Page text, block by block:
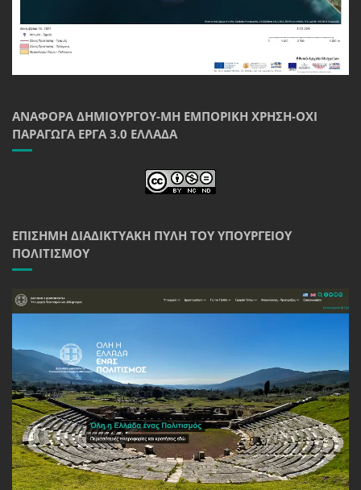
ΑΝΑΦΟΡΆ ΔΗΜΙΟΥΡΓΟΎ-ΜΗ ΕΜΠΟΡΙΚΉ ΧΡΉΣΗ-ΌΧΙ
ΠΑΡΆΓΩΓΑ ΈΡΓΑ 3.0 ΕΛΛΆΔΑ
ΕΠΊΣΗΜΗ ΔΙΑΔΙΚΤΥΑΚΉ ΠΎΛΗ ΤΟΥ ΥΠΟΥΡΓΕΊΟΥ
ΠΟΛΙΤΙΣΜΟΎ